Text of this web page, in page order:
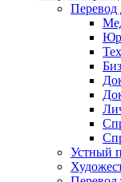
Перевод
Устный